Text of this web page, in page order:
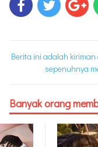
Berita ini adalah
sepenuhnya
Banyak orang